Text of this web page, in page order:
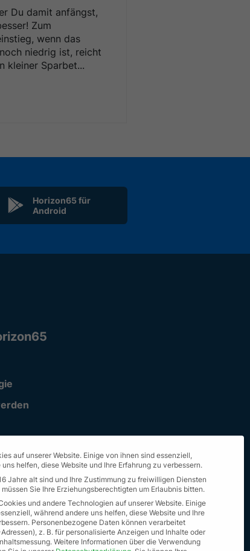
Du damit anfängst,
Zum
wenn das
niedrig ist, reicht
kleiner Sparbet...
Horizon65 für
Android
auf unserer Website. Einige von ihnen sind essenziell,
helfen, diese Website und Ihre Erfahrung zu verbessern.
Jahre alt sind und Ihre Zustimmung zu freiwilligen Diensten
Sie Ihre Erziehungsberechtigten um Erlaubnis bitten.
und andere Technologien auf unserer Website. Einige
während andere uns helfen, diese Website und Ihre
Personenbezogene Daten können verarbeitet
z. B. für personalisierte Anzeigen und Inhalte oder
Weitere Informationen über die Verwendung